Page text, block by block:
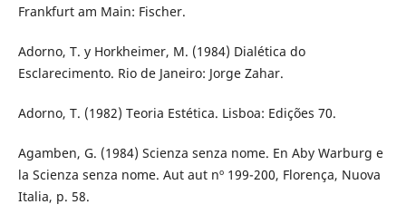
Frankfurt am Main: Fischer.
Adorno, T. y Horkheimer, M. (1984) Dialética do
Esclarecimento. Rio de Janeiro: Jorge Zahar.
Adorno, T. (1982) Teoria Estética. Lisboa: Edições 70.
Agamben, G. (1984) Scienza senza nome. En Aby Warburg e
la Scienza senza nome. Aut aut nº 199-200, Florença, Nuova
Italia, p. 58.